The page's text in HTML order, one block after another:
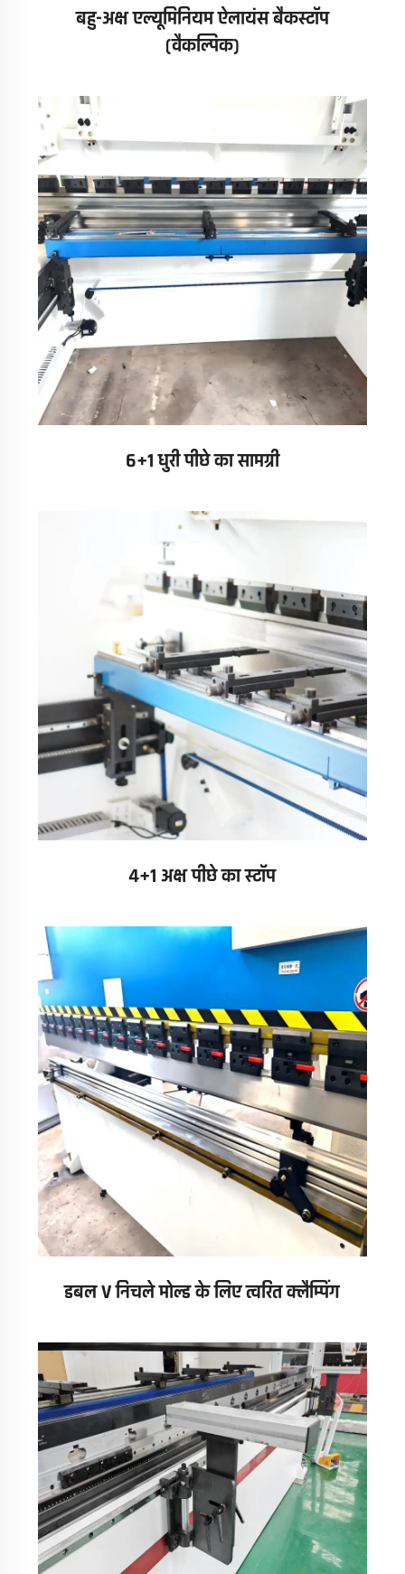
बहु-अक्ष एल्यूमिनियम ऐलायंस बैकस्टॉप
(वैकल्पिक)
6+1 धुरी पीछे का सामग्री
4+1 अक्ष पीछे का स्टॉप
डबल V निचले मोल्ड के लिए त्वरित क्लैम्पिंग